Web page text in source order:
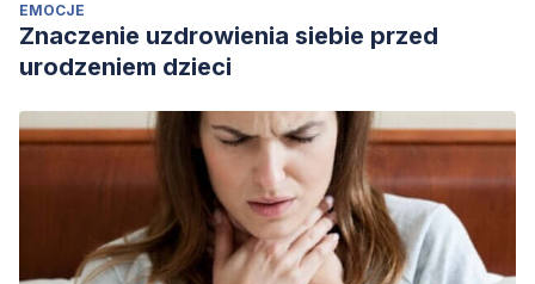
Bastian, B. (2012). When group membership gets personal:
A theory of identity fusion. Psychological Review, 119
Ethics Unwrapped. (2017). Comportamiento prosocial.
Consultado el 25 de mayo de 2023.
https://ethicsunwrapped.utexas.edu/glossary/
prosocial?lang=es
EMOCJE
Znaczenie uzdrowienia siebie przed
urodzeniem dzieci